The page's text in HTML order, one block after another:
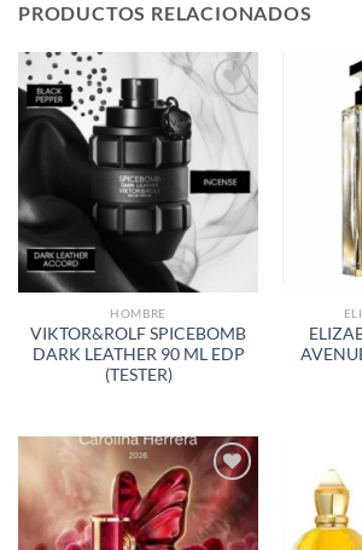
PRODUCTOS RELACIONADOS
AÑADIR
A LA
LISTA
DE
DESEOS
HOMBRE
VIKTOR&ROLF SPICEBOMB
DARK LEATHER 90 ML EDP
(TESTER)
AÑADIR
A LA
LISTA